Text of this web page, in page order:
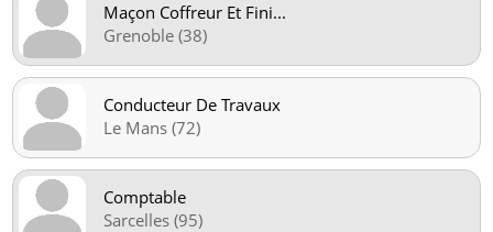
Maçon Coffreur Et Fini...
Grenoble (38)
Conducteur De Travaux
Le Mans (72)
Comptable
Sarcelles (95)